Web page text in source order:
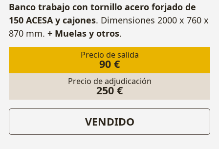
Banco trabajo con tornillo acero forjado de
150 ACESA y cajones. Dimensiones 2000 x 760 x
870 mm. + Muelas y otros.
Precio de salida
90 €
Precio de adjudicación
250 €
VENDIDO